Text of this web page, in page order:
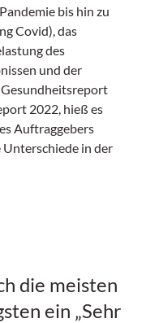
bis hin zu
Covid), das
des
und der
2022, hieß es
Auftraggebers
Unterschiede in der
die meisten
ein „Sehr